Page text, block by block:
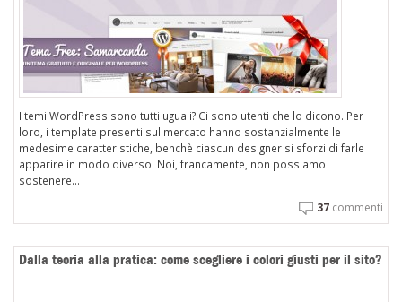
I temi WordPress sono tutti uguali? Ci sono utenti che lo dicono. Per
loro, i template presenti sul mercato hanno sostanzialmente le
medesime caratteristiche, benchè ciascun designer si sforzi di farle
apparire in modo diverso. Noi, francamente, non possiamo
sostenere...
37 commenti
Dalla teoria alla pratica: come scegliere i colori giusti per il sito?